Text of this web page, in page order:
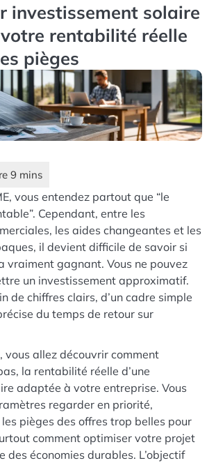
investissement solaire
rentabilité réelle
pièges
vous entendez partout que “le
Cependant, entre les
les aides changeantes et les
il devient difficile de savoir si
vraiment gagnant. Vous ne pouvez
un investissement approximatif.
de chiffres clairs, d’un cadre simple
du temps de retour sur
vous allez découvrir comment
la rentabilité réelle d’une
adaptée à votre entreprise. Vous
regarder en priorité,
pièges des offres trop belles pour
comment optimiser votre projet
des économies durables. L’objectif